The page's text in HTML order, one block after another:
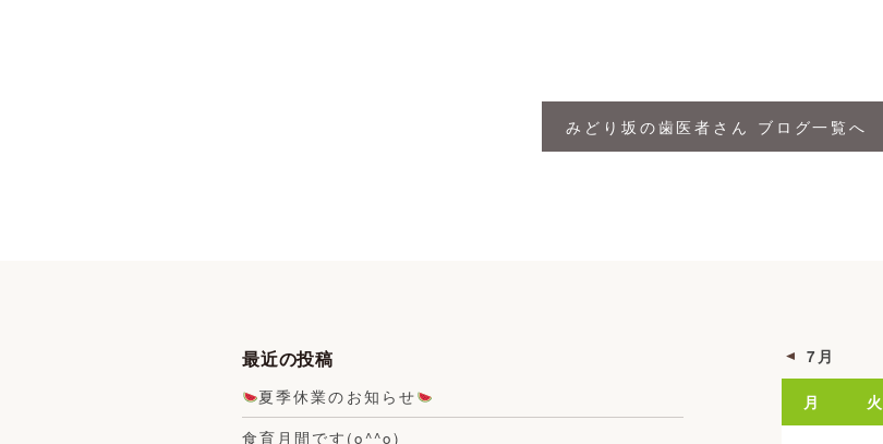
みどり坂の歯医者さん ブログ一覧へ
最近の投稿
夏季休業のお知らせ
食育月間です(o^^o)
月 火
7月